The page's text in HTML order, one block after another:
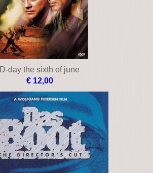
D-day the sixth of june
€ 12,00